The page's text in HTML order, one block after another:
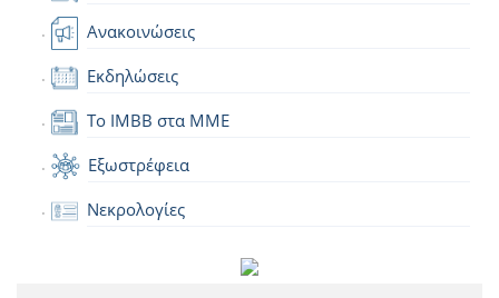
Ανακοινώσεις
Εκδηλώσεις
Το IMBB στα ΜΜΕ
Εξωστρέφεια
Νεκρολογίες